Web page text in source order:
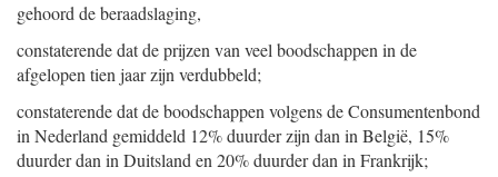
gehoord de beraadslaging,
constaterende dat de prijzen van veel boodschappen in de
afgelopen tien jaar zijn verdubbeld;
constaterende dat de boodschappen volgens de Consumentenbond
in Nederland gemiddeld 12% duurder zijn dan in België, 15%
duurder dan in Duitsland en 20% duurder dan in Frankrijk;